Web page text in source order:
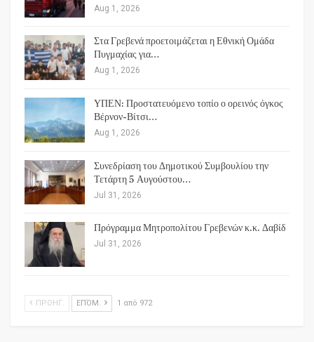
Aug 1, 2026
Στα Γρεβενά προετοιμάζεται η Εθνική Ομάδα
Πυγμαχίας για…
Aug 1, 2026
ΥΠΕΝ: Προστατευόμενο τοπίο ο ορεινός όγκος
Βέρνον-Βίτσι…
Aug 1, 2026
Συνεδρίαση του Δημοτικού Συμβουλίου την
Τετάρτη 5 Αυγούστου…
Jul 31, 2026
Πρόγραμμα Μητροπολίτου Γρεβενών κ.κ. Δαβίδ
Jul 31, 2026
ΠΡΟΗΓ. ΕΠΌΜ. 1 από 972